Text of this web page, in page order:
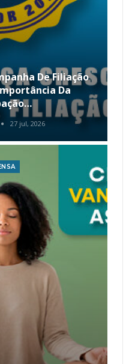
De Filiação
Da
27 jul, 2026